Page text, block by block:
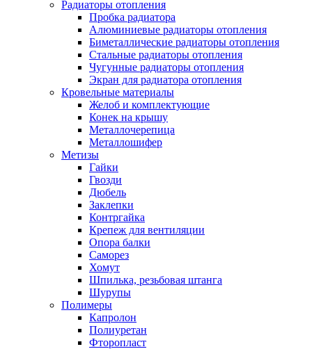
Радиаторы отопления
Пробка радиатора
Алюминиевые радиаторы отопления
Биметаллические радиаторы отопления
Стальные радиаторы отопления
Чугунные радиаторы отопления
Экран для радиатора отопления
Кровельные материалы
Желоб и комплектующие
Конек на крышу
Металлочерепица
Металлошифер
Метизы
Гайки
Гвозди
Дюбель
Заклепки
Контргайка
Крепеж для вентиляции
Опора балки
Саморез
Хомут
Шпилька, резьбовая штанга
Шурупы
Полимеры
Капролон
Полиуретан
Фторопласт